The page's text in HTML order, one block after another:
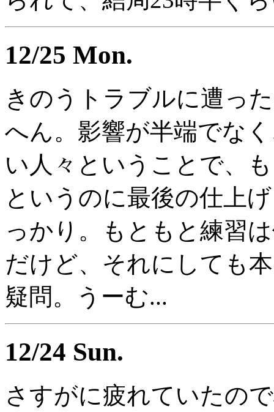
12/25 Mon.
きのうトラブルに遭っ
へん。影響が半端でな
い人々ということで、
というのに最後の仕上
っかり。もともと練習
だけど、それにしても
疑問。うーむ...
12/24 Sun.
さすがに疲れていたの